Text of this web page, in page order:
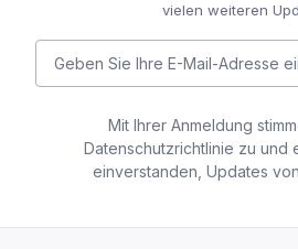
vielen weiteren
Mit Ihrer Anmeldung
Datenschutzrichtlinie zu und
einverstanden, Updates